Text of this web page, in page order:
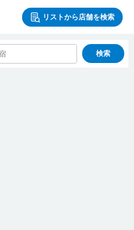
リストから店舗を検索
検索